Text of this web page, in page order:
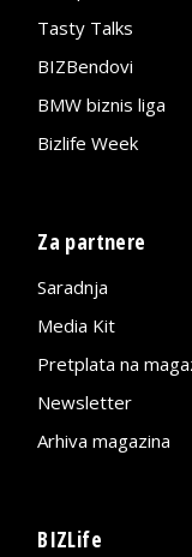
Tasty Talks
BIZBendovi
BMW biznis liga
Bizlife Week
Za partnere
Saradnja
Media Kit
Pretplata na
Newsletter
Arhiva magazina
BIZLife